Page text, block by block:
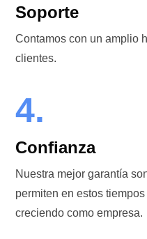
Soporte
Contamos con un amplio
clientes.
4.
Confianza
Nuestra mejor garantía
permiten en estos
creciendo como empresa.